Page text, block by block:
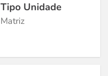
Tipo Unidade
Matriz